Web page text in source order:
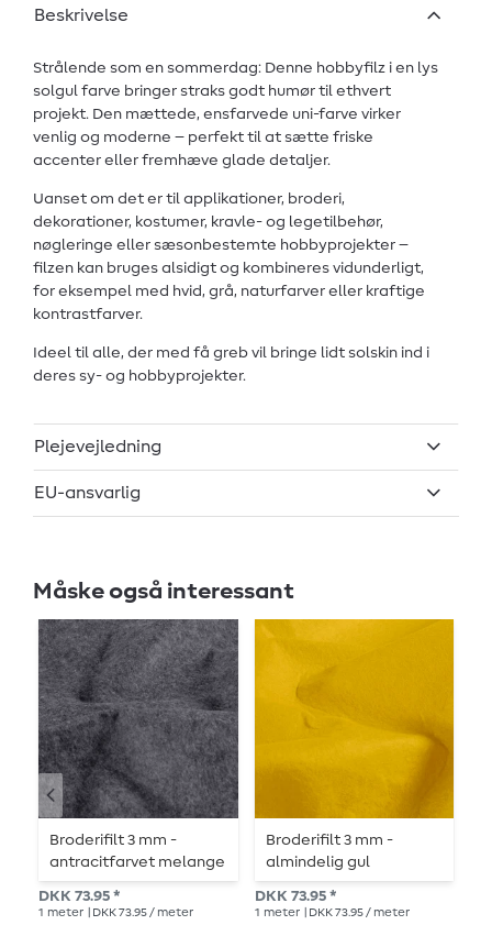
Beskrivelse
Strålende som en sommerdag: Denne hobbyfilz i en lys
solgul farve bringer straks godt humør til ethvert
projekt. Den mættede, ensfarvede uni-farve virker
venlig og moderne – perfekt til at sætte friske
accenter eller fremhæve glade detaljer.
Uanset om det er til applikationer, broderi,
dekorationer, kostumer, kravle- og legetilbehør,
nøgleringe eller sæsonbestemte hobbyprojekter –
filzen kan bruges alsidigt og kombineres vidunderligt,
for eksempel med hvid, grå, naturfarver eller kraftige
kontrastfarver.
Ideel til alle, der med få greb vil bringe lidt solskin ind i
deres sy- og hobbyprojekter.
Plejevejledning
EU-ansvarlig
Måske også interessant
Broderifilt 3 mm -
antracitfarvet melange
DKK 73.95 *
1 meter | DKK 73.95 / meter
Broderifilt 3 mm -
almindelig gul
DKK 73.95 *
1 meter | DKK 73.95 / meter